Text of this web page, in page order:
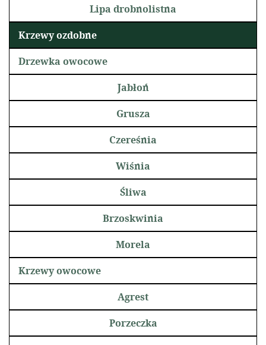
Lipa drobnolistna
Krzewy ozdobne
Drzewka owocowe
Jabłoń
Grusza
Czereśnia
Wiśnia
Śliwa
Brzoskwinia
Morela
Krzewy owocowe
Agrest
Porzeczka